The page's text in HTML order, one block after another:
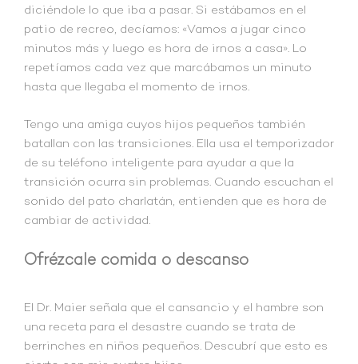
diciéndole lo que iba a pasar. Si estábamos en el
patio de recreo, decíamos: «Vamos a jugar cinco
minutos más y luego es hora de irnos a casa». Lo
repetíamos cada vez que marcábamos un minuto
hasta que llegaba el momento de irnos.
Tengo una amiga cuyos hijos pequeños también
batallan con las transiciones. Ella usa el temporizador
de su teléfono inteligente para ayudar a que la
transición ocurra sin problemas. Cuando escuchan el
sonido del pato charlatán, entienden que es hora de
cambiar de actividad.
Ofrézcale comida o descanso
El Dr. Maier señala que el cansancio y el hambre son
una receta para el desastre cuando se trata de
berrinches en niños pequeños. Descubrí que esto es